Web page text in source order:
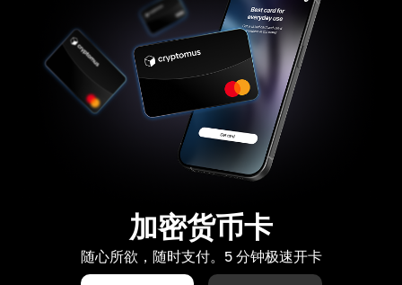
加密货币卡
随心所欲，随时支付。5 分钟极速开卡